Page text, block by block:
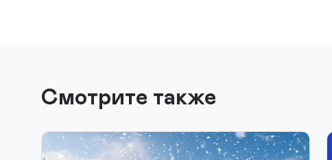
Смотрите также
ПРОДВИЖЕНИЕ